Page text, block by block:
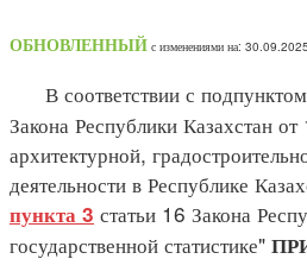
ОБНОВЛЕННЫЙ с изменениями на: 30.09.2025
В соответствии с
Закона Республики Казахстан
архитектурной,
деятельности в Республике
пункта 3 статьи 16 Закона
государственной статистике"